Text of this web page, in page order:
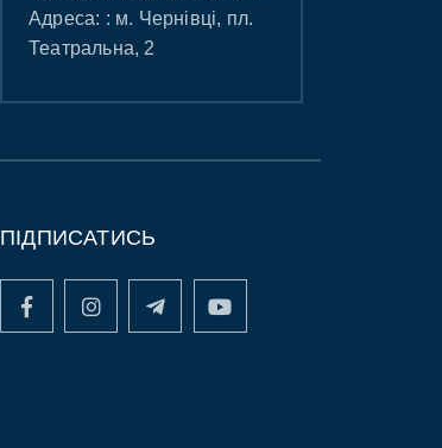
Адреса: : м. Чернівці, пл.
Театральна, 2
ПІДПИСАТИСЬ